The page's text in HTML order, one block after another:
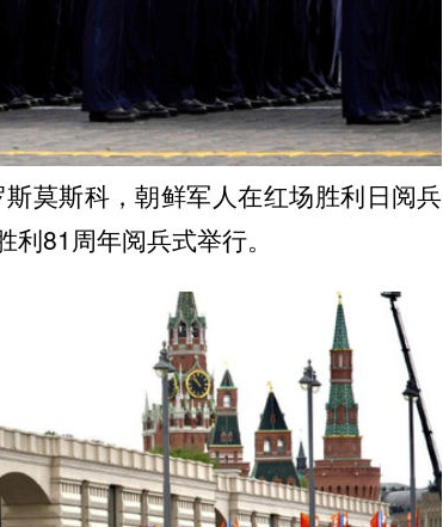
莫斯科，朝鲜军人在红场胜利日阅兵
81周年阅兵式举行。